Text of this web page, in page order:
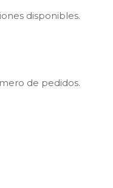
disponibles.
de pedidos.